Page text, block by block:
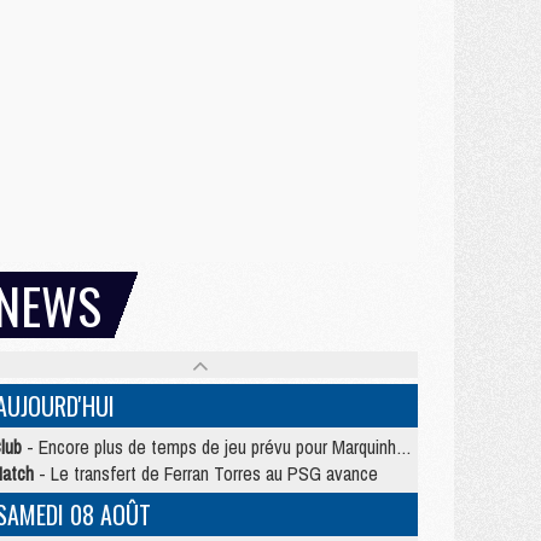
- Encore plus de temps de jeu prévu pour Marquinhos et les Portugais en Supercoupe
- Le transfert de Ferran Torres au PSG avance
08 AOÛT